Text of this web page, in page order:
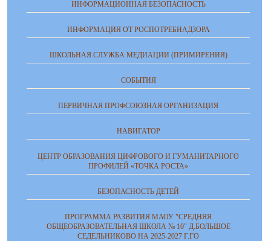
ИНФОРМАЦИОННАЯ БЕЗОПАСНОСТЬ
ИНФОРМАЦИЯ ОТ РОСПОТРЕБНАДЗОРА
ШКОЛЬНАЯ СЛУЖБА МЕДИАЦИИ (ПРИМИРЕНИЯ)
СОБЫТИЯ
ПЕРВИЧНАЯ ПРОФСОЮЗНАЯ ОРГАНИЗАЦИЯ
НАВИГАТОР
ЦЕНТР ОБРАЗОВАНИЯ ЦИФРОВОГО И ГУМАНИТАРНОГО
ПРОФИЛЕЙ «ТОЧКА РОСТА»
БЕЗОПАСНОСТЬ ДЕТЕЙ
ПРОГРАММА РАЗВИТИЯ МАОУ "СРЕДНЯЯ
ОБЩЕОБРАЗОВАТЕЛЬНАЯ ШКОЛА № 10" Д.БОЛЬШОЕ
СЕДЕЛЬНИКОВО НА 2025-2027 Г.ГО